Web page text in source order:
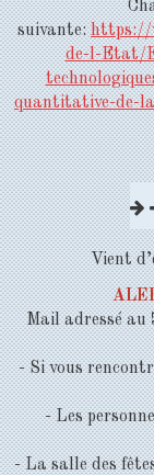
suivante:https://
de-l-Etat/
quantitative-de-
Vient
Mail adressé au
- Si vous
- Les
- La salle des